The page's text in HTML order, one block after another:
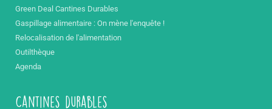
Green Deal Cantines Durables
Gaspillage alimentaire : On mène l'enquête !
Relocalisation de l'alimentation
Outilthèque
Agenda
Cantines durables